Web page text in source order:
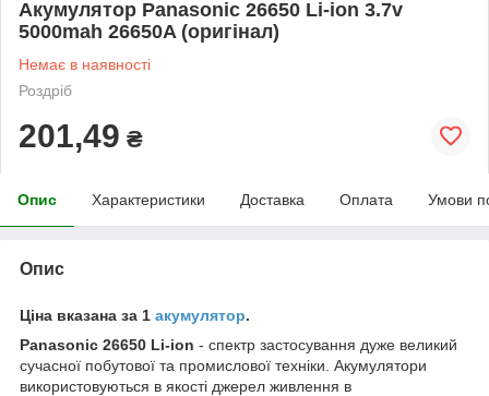
Акумулятор Panasonic 26650 Li-ion 3.7v
5000mah 26650A (оригінал)
Немає в наявності
Роздріб
201,49 ₴
Опис Характеристики Доставка Оплата Умови
Опис
Ціна вказана за 1 акумулятор.
Panasonic 26650 Li-ion - спектр застосування дуже великий
сучасної побутової та промислової техніки. Акумулятори
використовуються в якості джерел живлення в